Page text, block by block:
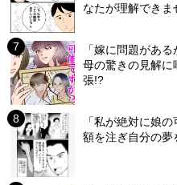
なたが理解できま
「嫁に問題があ
母の驚きの見解
張!?
「私が絶対に娘
額を注ぎ自分の